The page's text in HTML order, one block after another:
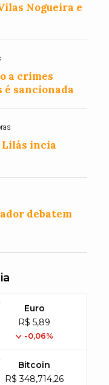
Nogueira e
a crimes
sancionada
Lilás incia
debatem
Euro
R$ 5,89
-0,06%
Bitcoin
R$ 348,714,26